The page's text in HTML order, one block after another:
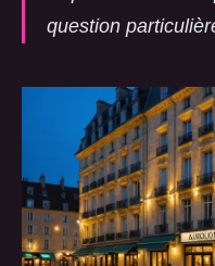
question